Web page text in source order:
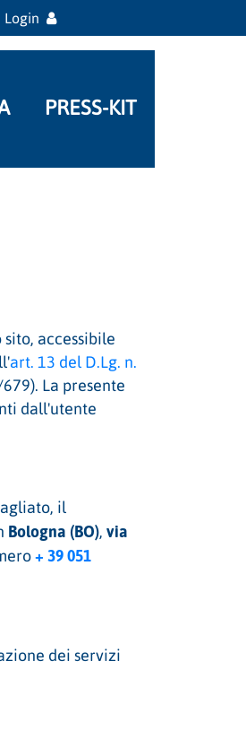
Login
PRESS-KIT
accessibile
art. 13 del D.Lg. n.
La presente
dall'utente
il
Bologna (BO), via
+ 39 051
dei servizi